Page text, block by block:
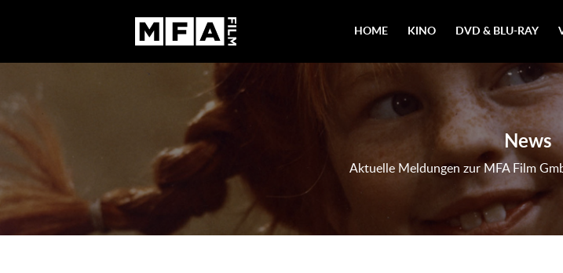
HOME KINO DVD & BLU-RAY
News
Aktuelle Meldungen zur MFA Film